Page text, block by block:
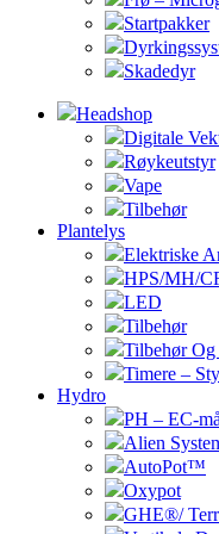
Startpakker
Skadedyr
Headshop
Digitale
Røykeutstyr
Vape
Tilbehør
Plantelys
Elektriske
HPS/MH/
LED
Tilbehør
Tilbehør
Timere –
Hydro
PH – EC-
Alien
AutoPot™
Oxypot
GHE®/